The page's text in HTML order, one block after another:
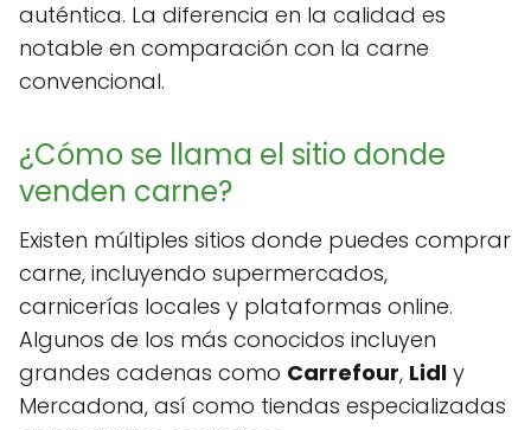
auténtica. La diferencia en la calidad es
notable en comparación con la carne
convencional.
¿Cómo se llama el sitio donde
venden carne?
Existen múltiples sitios donde puedes comprar
carne, incluyendo supermercados,
carnicerías locales y plataformas online.
Algunos de los más conocidos incluyen
grandes cadenas como Carrefour, Lidl y
Mercadona, así como tiendas especializadas